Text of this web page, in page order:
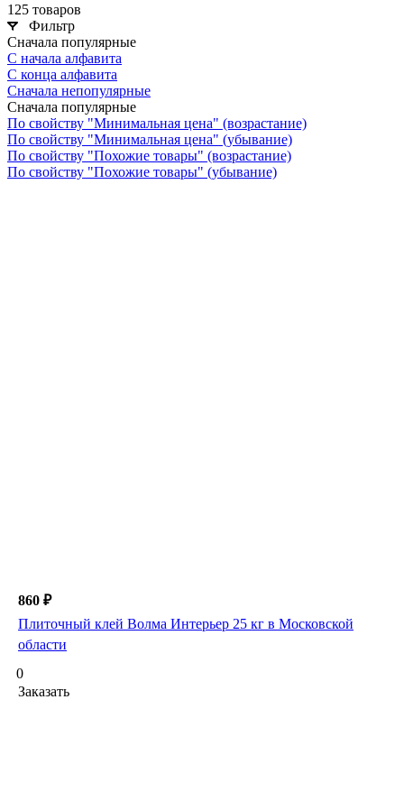
125 товаров
Фильтр
Сначала популярные
С начала алфавита
С конца алфавита
Сначала непопулярные
Сначала популярные
По свойству "Минимальная цена" (возрастание)
По свойству "Минимальная цена" (убывание)
По свойству "Похожие товары" (возрастание)
По свойству "Похожие товары" (убывание)
860 ₽
Плиточный клей Волма Интерьер 25 кг в Московской
области
0
Заказать